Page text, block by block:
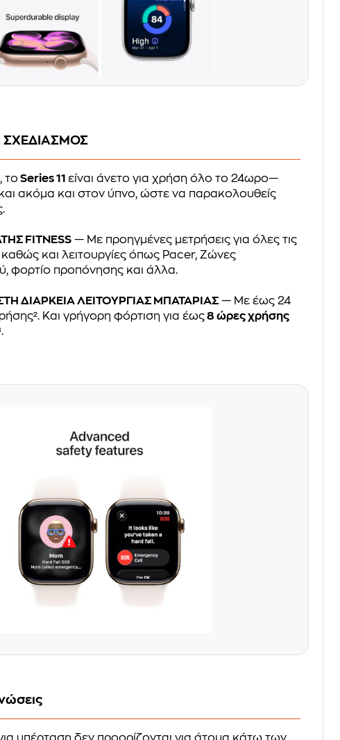
ΣΧΕΔΙΑΣΜΟΣ
τοSeries 11είναι άνετο για χρήση όλο το 24ωρο—
ακόμα και στον ύπνο, ώστε να παρακολουθείς
FITNESS — Με προηγμένες μετρήσεις για όλες τις
και λειτουργίες όπως Pacer, Ζώνες
φορτίο προπόνησης και άλλα.
ΔΙΑΡΚΕΙΑ ΛΕΙΤΟΥΡΓΙΑΣ ΜΠΑΤΑΡΙΑΣ — Με έως 24
Και γρήγορη φόρτιση για έως8 ώρες χρήσης